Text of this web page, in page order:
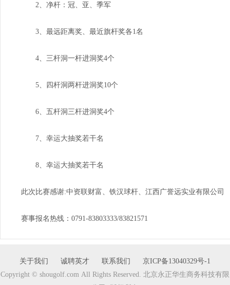
2、净杆：冠、亚、季军
3、最远距离奖、最近旗杆奖各1名
4、三杆洞一杆进洞奖4个
5、四杆洞两杆进洞奖10个
6、五杆洞三杆进洞奖4个
7、幸运大抽奖若干名
8、幸运大抽奖若干名
此次比赛感谢:中资联财富、铁汉球杆、江西广誉远实业有限公司
赛事报名热线：0791-83803333/83821571
关于我们 诚聘英才 联系我们
京ICP备13040329号-1
Copyright © shougolf.com All Rights Reserved. 北京永正华生商务科技有限